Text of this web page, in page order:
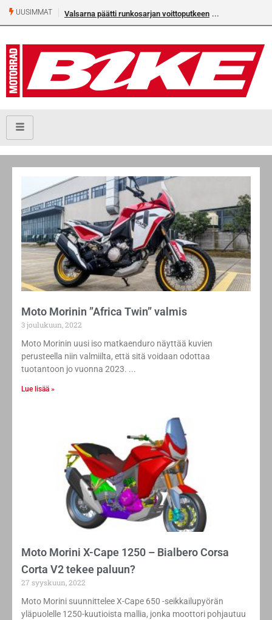
UUSIMMAT Valsarna päätti runkosarjan voittoputkeen
Moto Morinin ”Africa Twin” valmis
3 joulukuun, 2022
Moto Morinin uusi iso matkaenduro näyttää kuvien
perusteella niin valmiilta, että sitä voidaan odottaa
tuotantoon jo vuonna 2023.
Lue lisää »
Moto Morini X-Cape 1250 – Bialbero Corsa
Corta V2 tekee paluun?
27 syyskuun, 2022
Moto Morini suunnittelee X-Cape 650 -seikkailupyörän
yläpuolelle 1250-kuutioista mallia, jonka moottori pohjautuu